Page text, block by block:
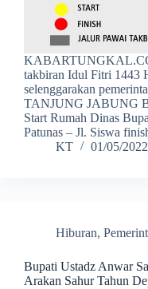
takbiran Idul Fitri 1443
selenggarakan
TANJUNG JABUNG
Start Rumah Dinas
Patunas – Jl. Siswa
KT
01/05/2022
Hiburan,
Bupati Ustadz Anwar
Arakan Sahur Tahun